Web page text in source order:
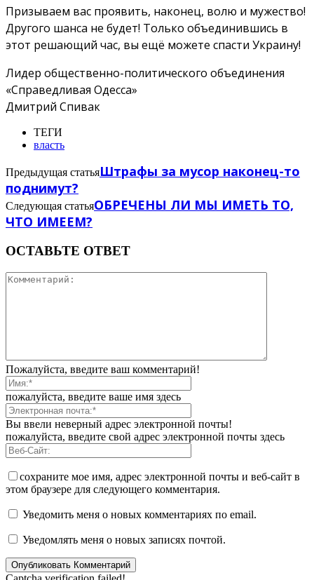
Призываем вас проявить, наконец, волю и мужество!
Другого шанса не будет! Только объединившись в
этот решающий час, вы ещё можете спасти Украину!
Лидер общественно-политического объединения
«Справедливая Одесса»
Дмитрий Спивак
ТЕГИ
власть
Предыдущая статьяШтрафы за мусор наконец-то
поднимут?
Следующая статьяОБРЕЧЕНЫ ЛИ МЫ ИМЕТЬ ТО,
ЧТО ИМЕЕМ?
ОСТАВЬТЕ ОТВЕТ
Пожалуйста, введите ваш комментарий!
пожалуйста, введите ваше имя здесь
Вы ввели неверный адрес электронной почты!
пожалуйста, введите свой адрес электронной почты здесь
сохраните мое имя, адрес электронной почты и веб-сайт в
этом браузере для следующего комментария.
Уведомить меня о новых комментариях по email.
Уведомлять меня о новых записях почтой.